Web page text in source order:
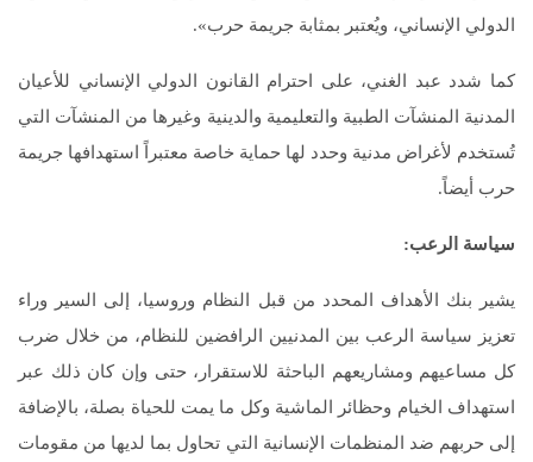
الدولي الإنساني، ويُعتبر بمثابة جريمة حرب».
كما شدد عبد الغني، على احترام القانون الدولي الإنساني للأعيان
المدنية المنشآت الطبية والتعليمية والدينية وغيرها من المنشآت التي
تُستخدم لأغراض مدنية وحدد لها حماية خاصة معتبراً استهدافها جريمة
حرب أيضاً.
سياسة الرعب:
يشير بنك الأهداف المحدد من قبل النظام وروسيا، إلى السير وراء
تعزيز سياسة الرعب بين المدنيين الرافضين للنظام، من خلال ضرب
كل مساعيهم ومشاريعهم الباحثة للاستقرار، حتى وإن كان ذلك عبر
استهداف الخيام وحظائر الماشية وكل ما يمت للحياة بصلة، بالإضافة
إلى حربهم ضد المنظمات الإنسانية التي تحاول بما لديها من مقومات